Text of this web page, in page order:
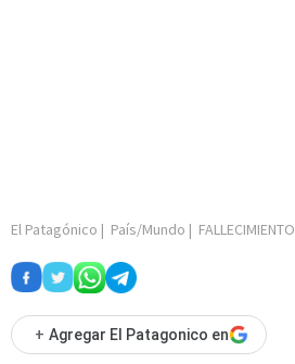
El Patagónico | País/Mundo | FALLECIMIENTO
+ Agregar El Patagonico en